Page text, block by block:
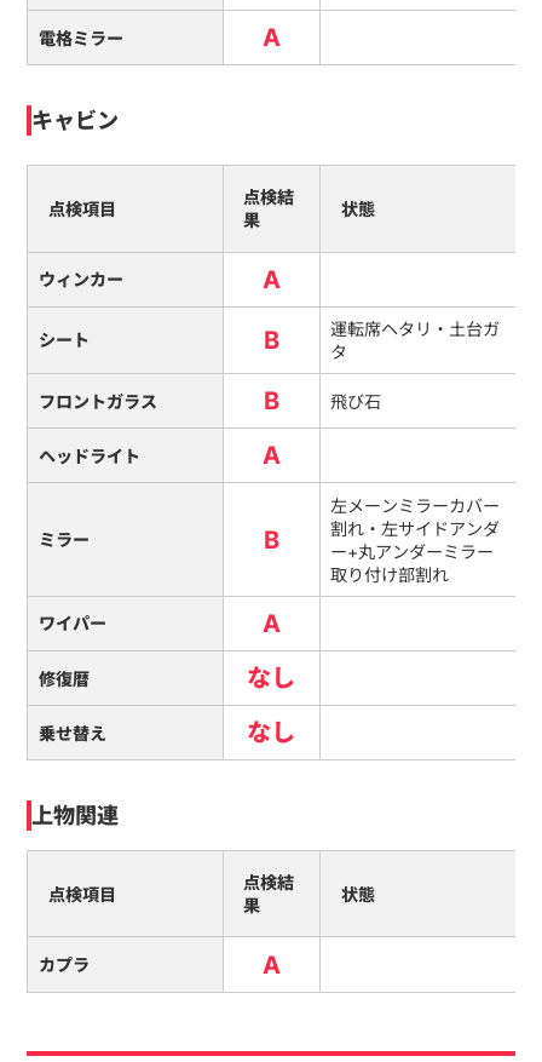
電格ミラー A
キャビン
点検項目
点検結
果
状態
ウィンカー A
シート B
運転席ヘタリ・土台ガ
タ
フロントガラス B 飛び石
ヘッドライト A
ミラー B
左メーンミラーカバー
割れ・左サイドアンダ
ー+丸アンダーミラー
取り付け部割れ
ワイパー A
修復暦 なし
乗せ替え なし
上物関連
点検項目
点検結
果
状態
カプラ A